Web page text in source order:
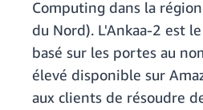
Computing dans la
du Nord). L'Ankaa-2 est
basé sur les portes au
élevé disponible sur
aux clients de résoudre